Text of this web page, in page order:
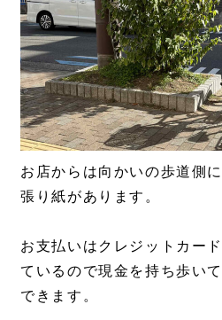
お店からは向かいの歩道側
張り紙があります。
お支払いはクレジットカー
ているので現金を持ち歩い
できます。